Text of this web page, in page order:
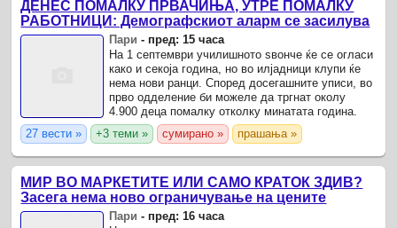
ДЕНЕС ПОМАЛКУ ПРВАЧИЊА, УТРЕ ПОМАЛКУ
РАБОТНИЦИ: Демографскиот аларм се засилува
Пари - пред: 15 часа
На 1 септември училишното ѕвонче ќе се огласи
како и секоја година, но во илјадници клупи ќе
нема нови ранци. Според досегашните уписи, во
прво одделение би можеле да тргнат околу
4.900 деца помалку отколку минатата година.
27 вести »
+3 теми » сумирано » прашања »
МИР ВО МАРКЕТИТЕ ИЛИ САМО КРАТОК ЗДИВ?
Засега нема ново ограничување на цените
Пари - пред: 16 часа